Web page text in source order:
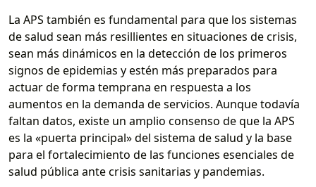
La APS también es fundamental para que los sistemas
de salud sean más resillientes en situaciones de crisis,
sean más dinámicos en la detección de los primeros
signos de epidemias y estén más preparados para
actuar de forma temprana en respuesta a los
aumentos en la demanda de servicios. Aunque todavía
faltan datos, existe un amplio consenso de que la APS
es la «puerta principal» del sistema de salud y la base
para el fortalecimiento de las funciones esenciales de
salud pública ante crisis sanitarias y pandemias.